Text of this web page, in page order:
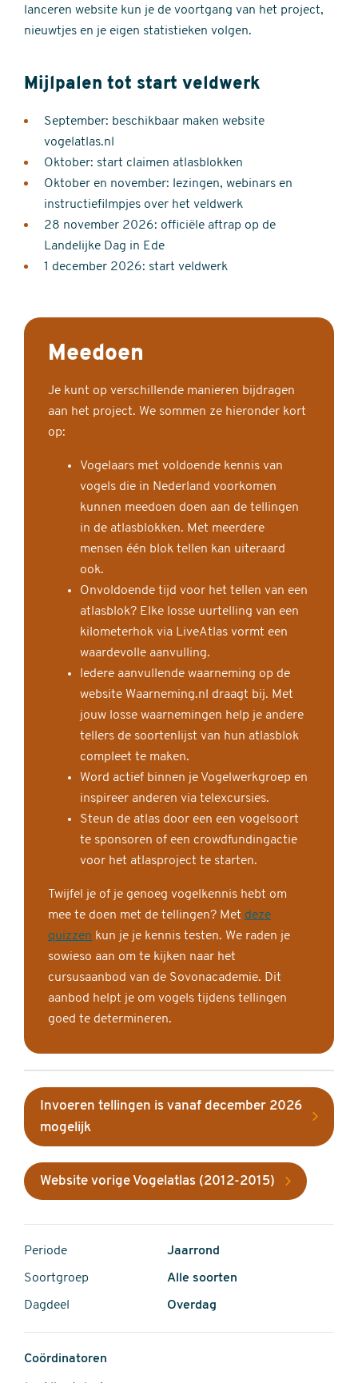
lanceren website kun je de voortgang van het project,
nieuwtjes en je eigen statistieken volgen.
Mijlpalen tot start veldwerk
September: beschikbaar maken website
vogelatlas.nl
Oktober: start claimen atlasblokken
Oktober en november: lezingen, webinars en
instructiefilmpjes over het veldwerk
28 november 2026: officiële aftrap op de
Landelijke Dag in Ede
1 december 2026: start veldwerk
Meedoen
Je kunt op verschillende manieren bijdragen
aan het project. We sommen ze hieronder kort
op:
Vogelaars met voldoende kennis van
vogels die in Nederland voorkomen
kunnen meedoen doen aan de tellingen
in de atlasblokken. Met meerdere
mensen één blok tellen kan uiteraard
ook.
Onvoldoende tijd voor het tellen van een
atlasblok? Elke losse uurtelling van een
kilometerhok via LiveAtlas vormt een
waardevolle aanvulling.
Iedere aanvullende waarneming op de
website Waarneming.nl draagt bij. Met
jouw losse waarnemingen help je andere
tellers de soortenlijst van hun atlasblok
compleet te maken.
Word actief binnen je Vogelwerkgroep en
inspireer anderen via telexcursies.
Steun de atlas door een een vogelsoort
te sponsoren of een crowdfundingactie
voor het atlasproject te starten.
Twijfel je of je genoeg vogelkennis hebt om
mee te doen met de tellingen? Met deze
quizzen kun je je kennis testen. We raden je
sowieso aan om te kijken naar het
cursusaanbod van de Sovonacademie. Dit
aanbod helpt je om vogels tijdens tellingen
goed te determineren.
Invoeren tellingen is vanaf december 2026
mogelijk
Website vorige Vogelatlas (2012-2015)
Periode Jaarrond
Soortgroep Alle soorten
Dagdeel Overdag
Coördinatoren